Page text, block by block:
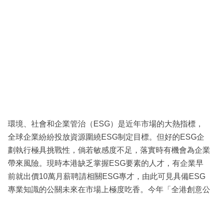
環境、社會和企業管治（ESG）是近年市場的大熱指標，
全球企業紛紛投放資源圍繞ESG制定目標。但好的ESG企
劃執行極具挑戰性，倘若敏感度不足，落實時有機會為企業
帶來風險。現時本港缺乏掌握ESG要素的人才，有企業早
前就出價10萬月薪聘請相關ESG專才，由此可見具備ESG
專業知識的公關未來在市場上極度吃香。今年「全港創意公